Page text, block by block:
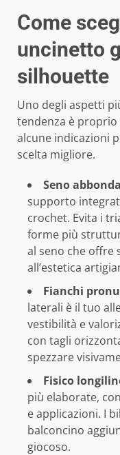
Come
uncinetto
silhouette
Uno degli aspetti
tendenza è proprio
alcune indicazioni
scelta migliore.
Seno
supporto
crochet. Evita i
forme più
al seno che offre
all’estetica
Fianchi
laterali è il tuo
vestibilità e
con tagli
spezzare
Fisico
più elaborate,
e applicazioni. I
balconcino
giocoso.